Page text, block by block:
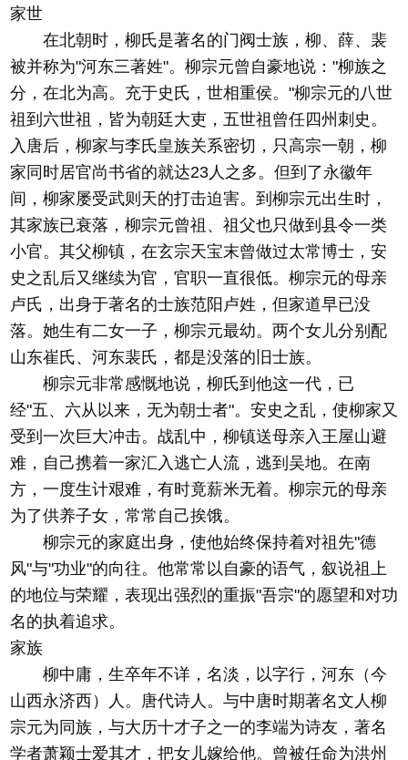
家世
在北朝时，柳氏是著名的门阀士族，柳、薛、裴
被并称为"河东三著姓"。柳宗元曾自豪地说："柳族之
分，在北为高。充于史氏，世相重侯。"柳宗元的八世
祖到六世祖，皆为朝廷大吏，五世祖曾任四州刺史。
入唐后，柳家与李氏皇族关系密切，只高宗一朝，柳
家同时居官尚书省的就达23人之多。但到了永徽年
间，柳家屡受武则天的打击迫害。到柳宗元出生时，
其家族已衰落，柳宗元曾祖、祖父也只做到县令一类
小官。其父柳镇，在玄宗天宝末曾做过太常博士，安
史之乱后又继续为官，官职一直很低。柳宗元的母亲
卢氏，出身于著名的士族范阳卢姓，但家道早已没
落。她生有二女一子，柳宗元最幼。两个女儿分别配
山东崔氏、河东裴氏，都是没落的旧士族。
柳宗元非常感慨地说，柳氏到他这一代，已
经"五、六从以来，无为朝士者"。安史之乱，使柳家又
受到一次巨大冲击。战乱中，柳镇送母亲入王屋山避
难，自己携着一家汇入逃亡人流，逃到吴地。在南
方，一度生计艰难，有时竟薪米无着。柳宗元的母亲
为了供养子女，常常自己挨饿。
柳宗元的家庭出身，使他始终保持着对祖先"德
风"与"功业"的向往。他常常以自豪的语气，叙说祖上
的地位与荣耀，表现出强烈的重振"吾宗"的愿望和对功
名的执着追求。
家族
柳中庸，生卒年不详，名淡，以字行，河东（今
山西永济西）人。唐代诗人。与中唐时期著名文人柳
宗元为同族，与大历十才子之一的李端为诗友，著名
学者萧颖士爱其才，把女儿嫁给他。曾被任命为洪州